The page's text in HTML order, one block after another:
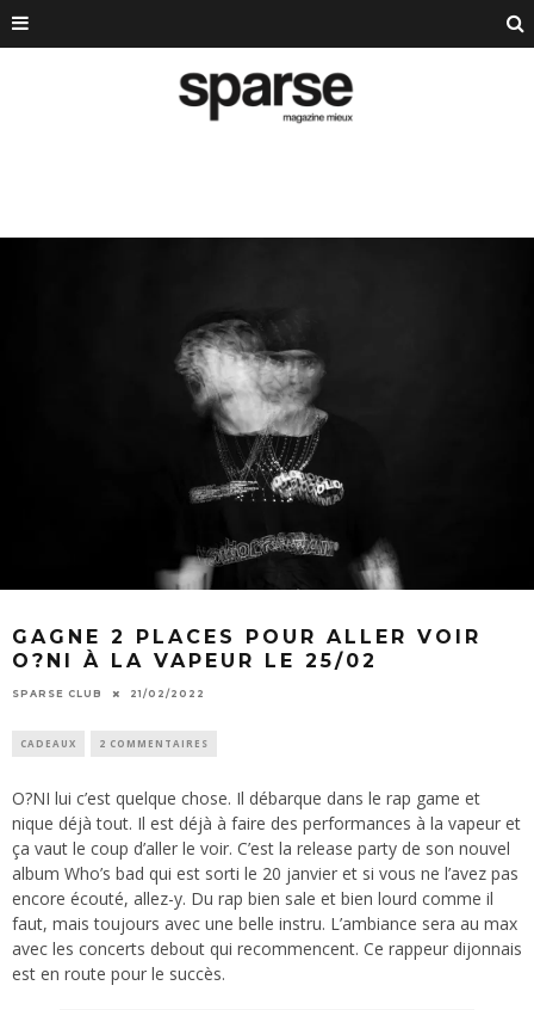
GAGNE 2 PLACES POUR ALLER VOIR
O?NI À LA VAPEUR LE 25/02
SPARSE CLUB 21/02/2022
CADEAUX 2 COMMENTAIRES
O?NI lui c’est quelque chose. Il débarque dans le rap game et
nique déjà tout. Il est déjà à faire des performances à la vapeur et
ça vaut le coup d’aller le voir. C’est la release party de son nouvel
album Who’s bad qui est sorti le 20 janvier et si vous ne l’avez pas
encore écouté, allez-y. Du rap bien sale et bien lourd comme il
faut, mais toujours avec une belle instru. L’ambiance sera au max
avec les concerts debout qui recommencent. Ce rappeur dijonnais
est en route pour le succès.